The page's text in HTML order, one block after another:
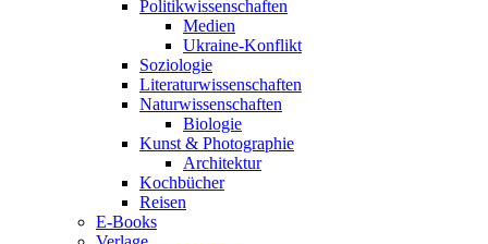
Politikwissenschaften
Medien
Ukraine-Konflikt
Soziologie
Literaturwissenschaften
Naturwissenschaften
Biologie
Kunst & Photographie
Architektur
Kochbücher
Reisen
E-Books